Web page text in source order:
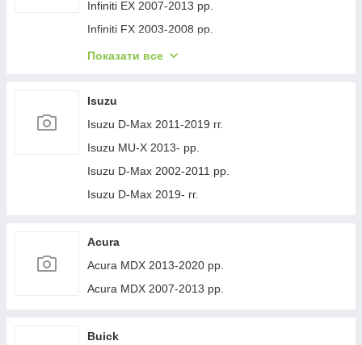
Jeep Cherokee XJ 1984-2001 гг.
Infiniti EX 2007-2013 рр.
Infiniti FX 2003-2008 рр.
Infiniti FX 2008-2012 рр.
Infiniti Q30 2015-2024 гг.
Infiniti Q50/Q60 2013-2024 рр.
Infiniti QX50 2013-2017 рр.
Infiniti QX56 2010-2013 рр.
Infiniti QX70 2013-2019 рр.
Infiniti G25/G35/37 (V36/CV36) 2006-2015 гг.
Infinity Q70/M-series 2010-2019 рр.
Infiniti QX80 2013-2024 рр.
Показати все
Isuzu
Isuzu D-Max 2011-2019 гг.
Isuzu MU-X 2013- рр.
Isuzu D-Max 2002-2011 рр.
Isuzu D-Max 2019- гг.
Acura
Acura MDX 2013-2020 рр.
Acura MDX 2007-2013 рр.
Buick